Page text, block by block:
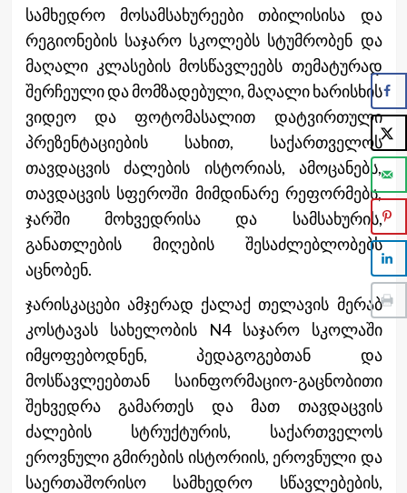
სამხედრო მოსამსახურეები თბილისისა და
რეგიონების საჯარო სკოლებს სტუმრობენ და
მაღალი კლასების მოსწავლეებს თემატურად
შერჩეული და მომზადებული, მაღალი ხარისხის
ვიდეო და ფოტომასალით დატვირთული
პრეზენტაციების სახით, საქართველოს
თავდაცვის ძალების ისტორიას, ამოცანებს,
თავდაცვის სფეროში მიმდინარე რეფორმებს,
ჯარში მოხვედრისა და სამსახურის,
განათლების მიღების შესაძლებლობებს
აცნობენ.
ჯარისკაცები ამჯერად ქალაქ თელავის მერაბ
კოსტავას სახელობის N4 საჯარო სკოლაში
იმყოფებოდნენ, პედაგოგებთან და
მოსწავლეებთან საინფორმაციო-გაცნობითი
შეხვედრა გამართეს და მათ თავდაცვის
ძალების სტრუქტურის, საქართველოს
ეროვნული გმირების ისტორიის, ეროვნული და
საერთაშორისო სამხედრო სწავლებების,